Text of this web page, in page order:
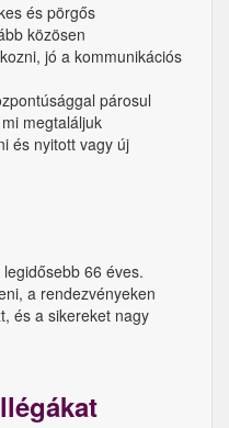
és pörgős
közösen
jó a kommunikációs
párosul
megtaláljuk
nyitott vagy új
66 éves.
a rendezvényeken
és a sikereket nagy